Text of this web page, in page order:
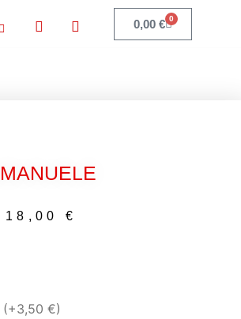
0,00€ 0
18,00€
(+3,50 €)